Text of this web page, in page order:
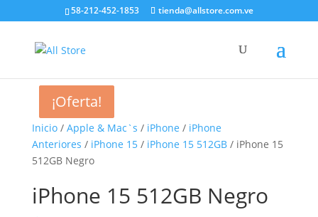
58-212-452-1853 tienda@allstore.com.ve
Inicio/ Apple & Mac`s / iPhone / iPhone
Anteriores / iPhone 15/ iPhone 15 512GB/ iPhone 15
512GB Negro
iPhone 15 512GB Negro
¡Oferta!
¡Oferta!